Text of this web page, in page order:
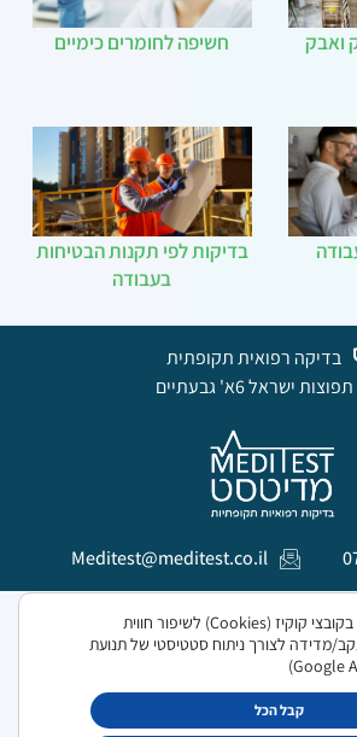
ואבק
חשיפה לחומרים כימיים
בדיקות לפי תקנות הבטיחות
בעבודה
בדיקה רפואית תקופתית
תפוצות ישראל 6א' גבעתיים
Meditest@meditest.co.il
שמורות למדיטסט 2024
מדיניות פרטיות
האתר עושה שימוש בקובצי קוקיז (Cookies) לשיפור חווית
מדידה לצורך ניתוח סטטיסטי של תנועת
קבל הכל